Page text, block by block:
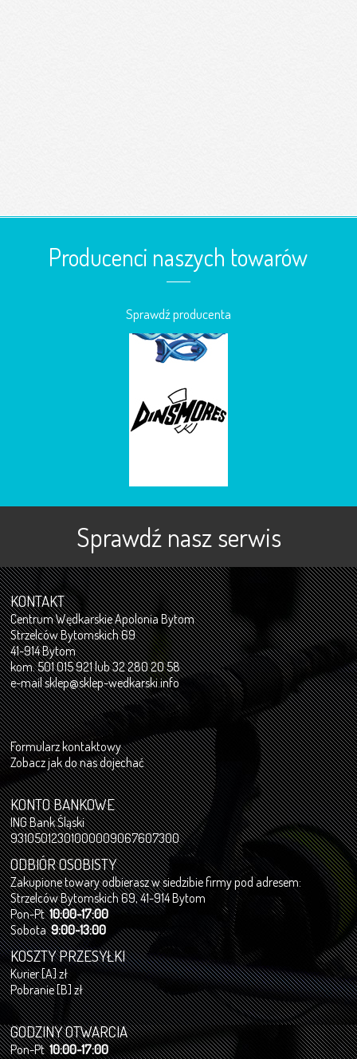
Producenci naszych towarów
Sprawdź producenta
Sprawdź nasz serwis
KONTAKT
Centrum Wędkarskie Apolonia Bytom
Strzelców Bytomskich 69
41-914 Bytom
kom. 501 015 921 lub 32 280 20 58
e-mailsklep@sklep-wedkarski.info
Formularz kontaktowy
Zobacz jak do nas dojechać
KONTO BANKOWE
ING Bank Śląski
93105012301000009067607300
ODBIÓR OSOBISTY
Zakupione towary odbierasz w siedzibie firmy pod adresem:
Strzelców Bytomskich 69, 41-914 Bytom
Pon-Pt10:00-17:00
Sobota9:00-13:00
KOSZTY PRZESYŁKI
Kurier [A] zł
Pobranie [B] zł
GODZINY OTWARCIA
Pon-Pt10:00-17:00